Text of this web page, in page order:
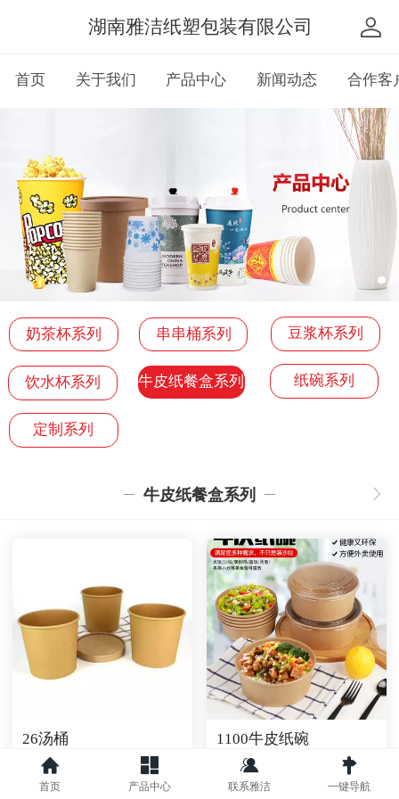
湖南雅洁纸塑包装有限公司
首页 关于我们 产品中心 新闻动态 合作客
奶茶杯系列 串串桶系列 豆浆杯系列
纸碗系列
牛皮纸餐盒系列
饮水杯系列
定制系列
牛皮纸餐盒系列
26汤桶 1100牛皮纸碗
首页 产品中心 联系雅洁 一键导航